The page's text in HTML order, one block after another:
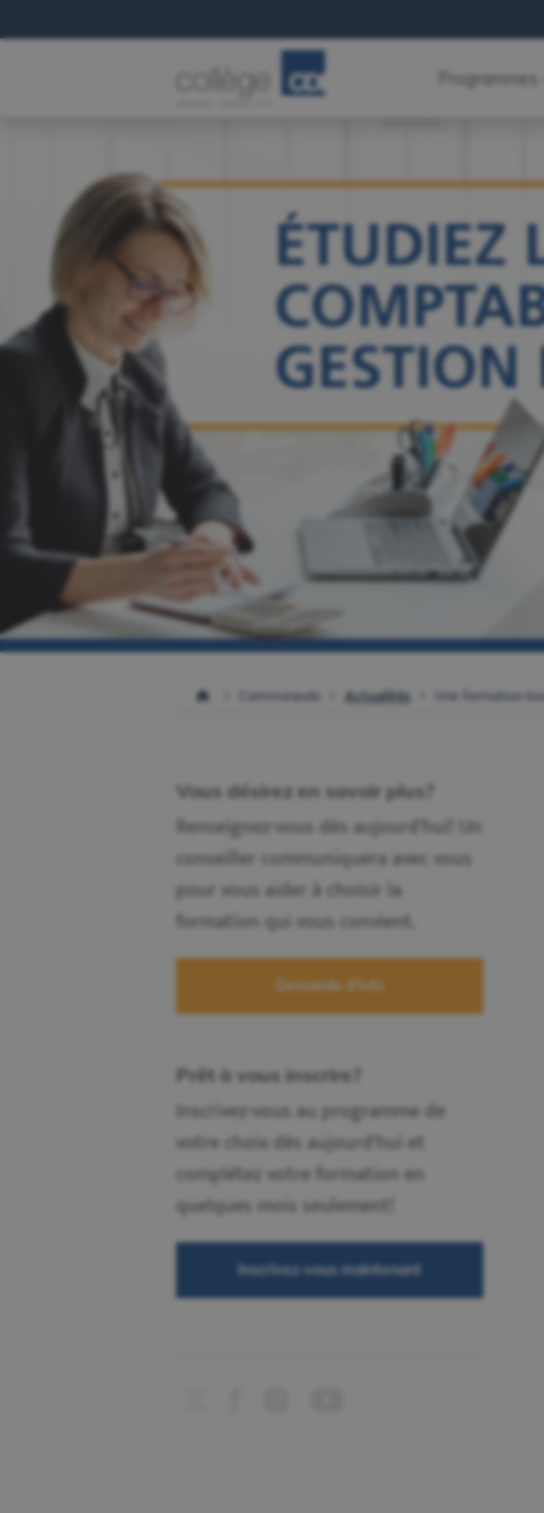
Programmes
Communaute Actualités Une formation
Vous désirez en savoir plus?
Renseignez-vous dès aujourd'hui! Un
conseiller communiquera avec vous
pour vous aider à choisir la
formation qui vous convient.
Demande d'info
Prêt à vous inscrire?
Inscrivez-vous au programme de
votre choix dès aujourd'hui et
complétez votre formation en
quelques mois seulement!
Inscrivez-vous maintenant